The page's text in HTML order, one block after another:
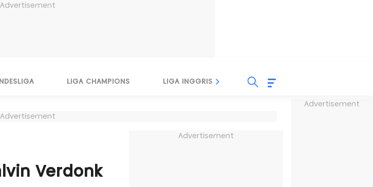
Advertisement
Advertisement
LIGA CHAMPIONS LIGA INGGRIS LIGA ITALIA
Advertisement
Verdonk
Advertisement